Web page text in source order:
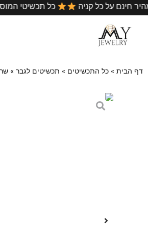
משלוח מהיר חינם על כל קניה כל •
דף הבית » כל התכשיטים » תכשיטים לגבר »